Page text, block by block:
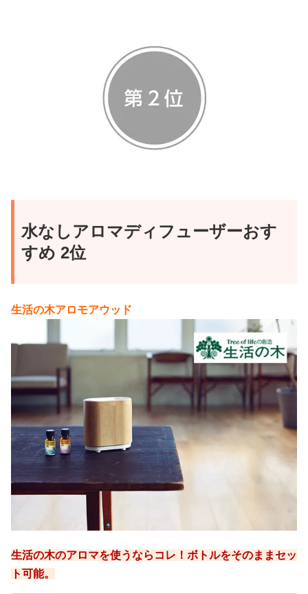
ですが、家の中であればパッと移動させて色々な場所
でアロマを楽しむことができますよ(^^)
例えばくつろぎタイムはリビングに、就寝時は寝室に
移動させるといったことも、ラクラクできちゃいま
ついていて、これを操作することで様々な間欠運転を
設定できます。
例えば「左側のONを10S／右側のOFFを60S」にする
10S」にすると60秒噴射して10秒休む、香りが強いモ
アロマが2本無料で選べる！
さらにFONDを購入するショップによっては、10mlの
エッセンシャルオイルが2本無料でついてきます。
その2本のアロマは自分で数種類の中から選べるので、
届いてすぐに自分の好きな香りを楽しむことができま
すよ(^^)
どれを選んでいいか迷う時は、柑橘系、フローラル系
すめです！
水なしアロマディフューザーおす
すめ 2位
生活の木アロモアウッド
生活の木のアロマを使うならコレ！ボトルをそのままセッ
ト可能。